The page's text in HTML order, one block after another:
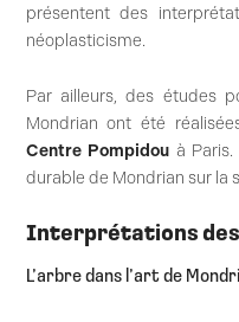
présentent des
néoplasticisme.
Par ailleurs, des études
Mondrian ont été
Centre Pompidou à
durable de Mondrian sur la
Interprétations
L’arbre dans l’art de